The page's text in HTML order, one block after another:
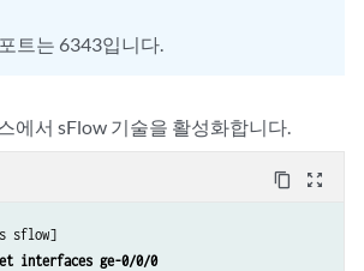
트는 6343입니다.
에서 sFlow 기술을 활성화합니다.
content_copy zoom_out_map
sflow]
interfaces ge-0/0/0